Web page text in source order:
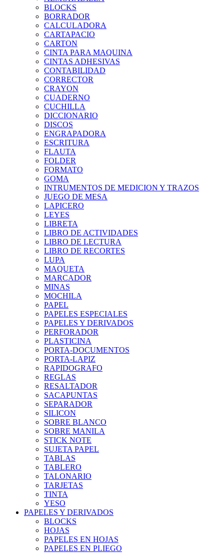
BLOCKS
BORRADOR
CALCULADORA
CARTAPACIO
CARTON
CINTA PARA MAQUINA
CINTAS ADHESIVAS
CONTABILIDAD
CORRECTOR
CRAYON
CUADERNO
CUCHILLA
DICCIONARIO
DISCOS
ENGRAPADORA
ESCRITURA
FLAUTA
FOLDER
FORMATO
GOMA
INTRUMENTOS DE MEDICION Y TRAZOS
JUEGO DE MESA
LAPICERO
LEYES
LIBRETA
LIBRO DE ACTIVIDADES
LIBRO DE LECTURA
LIBRO DE RECORTES
LUPA
MAQUETA
MARCADOR
MINAS
MOCHILA
PAPEL
PAPELES ESPECIALES
PAPELES Y DERIVADOS
PERFORADOR
PLASTICINA
PORTA-DOCUMENTOS
PORTA-LAPIZ
RAPIDOGRAFO
REGLAS
RESALTADOR
SACAPUNTAS
SEPARADOR
SILICON
SOBRE BLANCO
SOBRE MANILA
STICK NOTE
SUJETA PAPEL
TABLAS
TABLERO
TALONARIO
TARJETAS
TINTA
YESO
PAPELES Y DERIVADOS
BLOCKS
HOJAS
PAPELES EN HOJAS
PAPELES EN PLIEGO